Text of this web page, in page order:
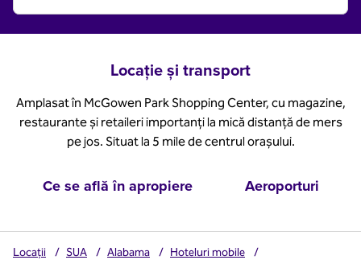
Locație și transport
Amplasat în McGowen Park Shopping Center, cu magazine,
restaurante și retaileri importanți la mică distanță de mers
pe jos. Situat la 5 mile de centrul orașului.
Ce se află în apropiere Aeroporturi
Locații / SUA / Alabama / Hoteluri mobile
/